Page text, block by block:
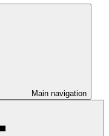
Main navigation